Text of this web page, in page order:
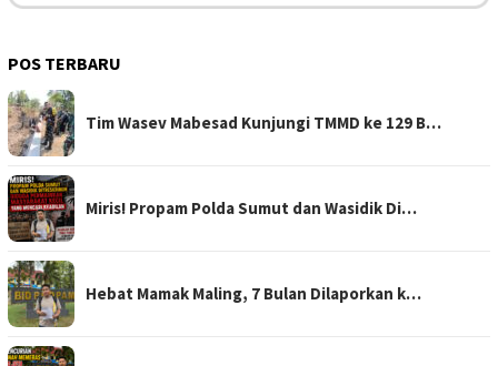
POS TERBARU
Tim Wasev Mabesad Kunjungi TMMD ke 129 B…
Miris! Propam Polda Sumut dan Wasidik Di…
Hebat Mamak Maling, 7 Bulan Dilaporkan k…